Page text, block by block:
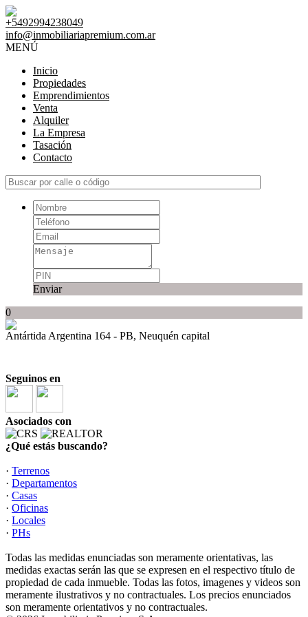
+5492994238049
info@inmobiliariapremium.com.ar
MENÚ
Inicio
Propiedades
Emprendimientos
Venta
Alquiler
La Empresa
Tasación
Contacto
Enviar
0
Antártida Argentina 164 - PB, Neuquén capital
Seguinos en
Asociados con
¿Qué estás buscando?
· Terrenos
· Departamentos
· Casas
· Oficinas
· Locales
· PHs
Todas las medidas enunciadas son meramente orientativas, las
medidas exactas serán las que se expresen en el respectivo título de
propiedad de cada inmueble. Todas las fotos, imagenes y videos son
meramente ilustrativos y no contractuales. Los precios enunciados
son meramente orientativos y no contractuales.